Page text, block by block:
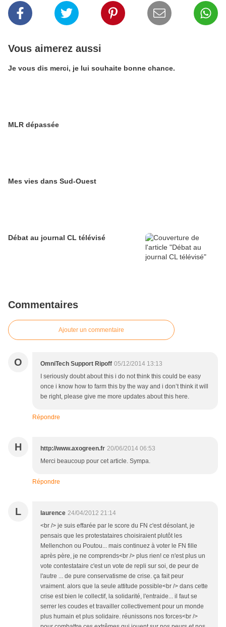
Vous aimerez aussi
Je vous dis merci, je lui souhaite bonne chance.
MLR dépassée
Mes vies dans Sud-Ouest
Débat au journal CL télévisé
Commentaires
Ajouter un commentaire
O OmniTech Support Ripoff 05/12/2014 13:13
I seriously doubt about this i do not think this could be easy
once i know how to farm this by the way and i don’t think it will
be right, please give me more updates about this here.
Répondre
H http://www.axogreen.fr 20/06/2014 06:53
Merci beaucoup pour cet article. Sympa.
Répondre
L laurence 24/04/2012 21:14
<br /> je suis effarée par le score du FN c'est désolant, je
pensais que les protestataires choisiraient plutôt les
Mellenchon ou Poutou... mais continuez à voter le FN fille
après père, je ne comprends<br /> plus rien! ce n'est plus un
vote contestataire c'est un vote de repli sur soi, de peur de
l'autre ... de pure conservatisme de crise. ça fait peur
vraiment. alors que la seule attitude possible<br /> dans cette
crise est bien le collectif, la solidarité, l'entraide... il faut se
serrer les coudes et travailler collectivement pour un monde
plus humain et plus solidaire. réunissons nos forces<br />